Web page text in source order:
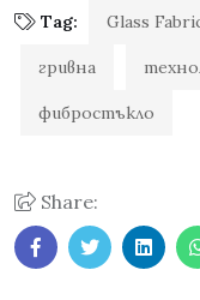
Tag: Glass
гривна
фибростъкло
Share: